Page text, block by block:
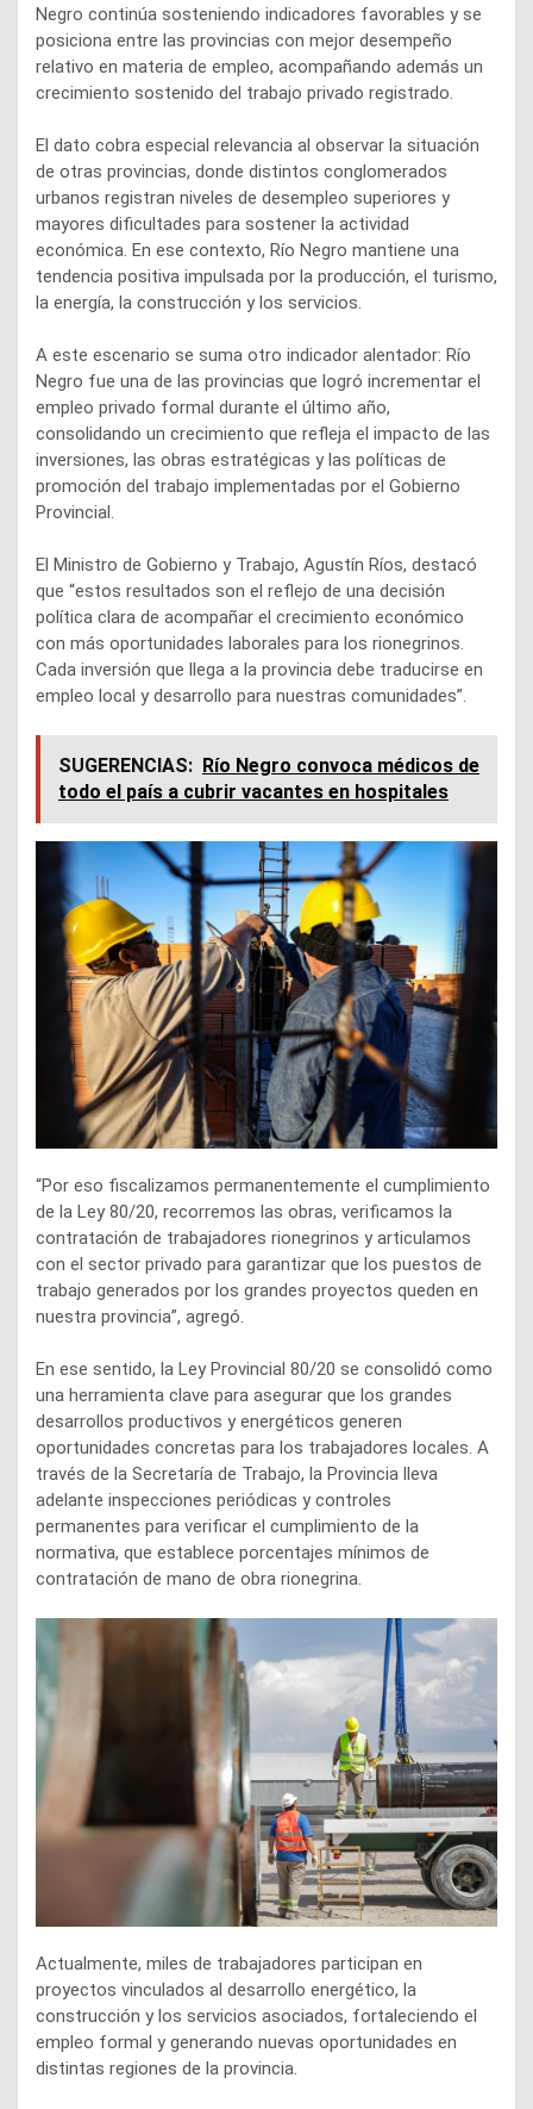
Negro continúa sosteniendo indicadores favorables y se
posiciona entre las provincias con mejor desempeño
relativo en materia de empleo, acompañando además un
crecimiento sostenido del trabajo privado registrado.
El dato cobra especial relevancia al observar la situación
de otras provincias, donde distintos conglomerados
urbanos registran niveles de desempleo superiores y
mayores dificultades para sostener la actividad
económica. En ese contexto, Río Negro mantiene una
tendencia positiva impulsada por la producción, el turismo,
la energía, la construcción y los servicios.
A este escenario se suma otro indicador alentador: Río
Negro fue una de las provincias que logró incrementar el
empleo privado formal durante el último año,
consolidando un crecimiento que refleja el impacto de las
inversiones, las obras estratégicas y las políticas de
promoción del trabajo implementadas por el Gobierno
Provincial.
El Ministro de Gobierno y Trabajo, Agustín Ríos, destacó
que “estos resultados son el reflejo de una decisión
política clara de acompañar el crecimiento económico
con más oportunidades laborales para los rionegrinos.
Cada inversión que llega a la provincia debe traducirse en
empleo local y desarrollo para nuestras comunidades”.
SUGERENCIAS: Río Negro convoca médicos de
todo el país a cubrir vacantes en hospitales
“Por eso fiscalizamos permanentemente el cumplimiento
de la Ley 80/20, recorremos las obras, verificamos la
contratación de trabajadores rionegrinos y articulamos
con el sector privado para garantizar que los puestos de
trabajo generados por los grandes proyectos queden en
nuestra provincia”, agregó.
En ese sentido, la Ley Provincial 80/20 se consolidó como
una herramienta clave para asegurar que los grandes
desarrollos productivos y energéticos generen
oportunidades concretas para los trabajadores locales. A
través de la Secretaría de Trabajo, la Provincia lleva
adelante inspecciones periódicas y controles
permanentes para verificar el cumplimiento de la
normativa, que establece porcentajes mínimos de
contratación de mano de obra rionegrina.
Actualmente, miles de trabajadores participan en
proyectos vinculados al desarrollo energético, la
construcción y los servicios asociados, fortaleciendo el
empleo formal y generando nuevas oportunidades en
distintas regiones de la provincia.